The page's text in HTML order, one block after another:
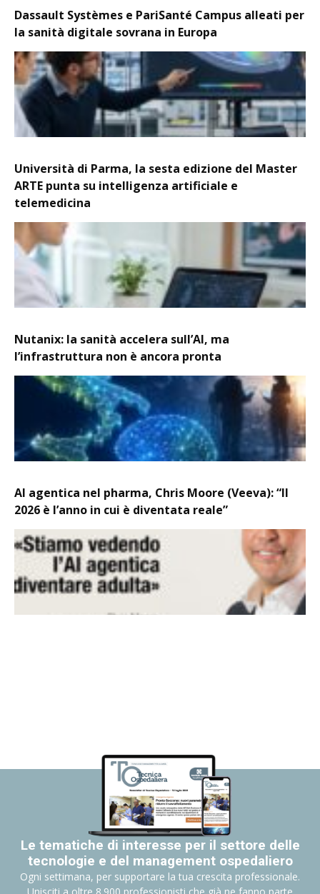
Dassault Systèmes e PariSanté Campus alleati per
la sanità digitale sovrana in Europa
Università di Parma, la sesta edizione del Master
ARTE punta su intelligenza artificiale e
telemedicina
Nutanix: la sanità accelera sull’AI, ma
l’infrastruttura non è ancora pronta
AI agentica nel pharma, Chris Moore (Veeva): “Il
2026 è l’anno in cui è diventata reale”
Le tematiche di interesse per il settore delle
tecnologie e del management ospedaliero
Ogni settimana, per supportare la tua crescita professionale.
Unisciti a oltre 8.900 professionisti che già ne fanno parte